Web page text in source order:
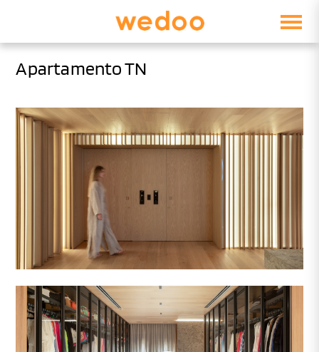
Apartamento TN